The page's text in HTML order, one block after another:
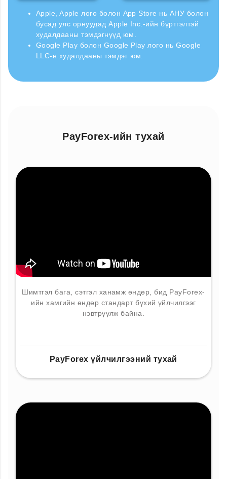
Apple, Apple лого болон App Store нь АНУ болон
бусад улс орнуудад Apple Inc.-ийн бүртгэлтэй
худалдааны тэмдэгнүүд юм.
Google Play болон Google Play лого нь Google
LLC-н худалдааны тэмдэг юм.
PayForex-ийн тухай
Шимтгэл бага, сэтгэл ханамж өндөр, бид PayForex-
ийн хамгийн өндөр стандарт бүхий үйлчилгээг
нэвтрүүлж байна.
PayForex үйлчилгээний тухай